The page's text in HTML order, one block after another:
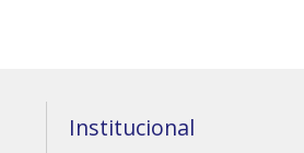
Institucional